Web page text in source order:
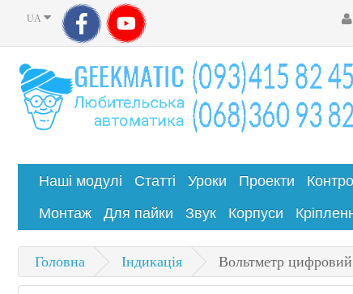
UA
Наші модулі Статті Уроки Проекти
Монтаж
Для пайки Звук Корпуси
Головна Індикація Вольтметр